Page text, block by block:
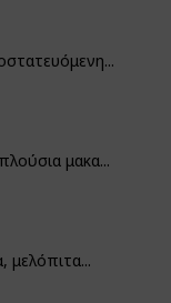
μακα...
μελόπιτα...